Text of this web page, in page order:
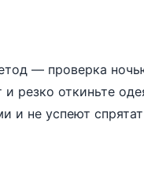
— проверка
и резко откиньте
и не успеют